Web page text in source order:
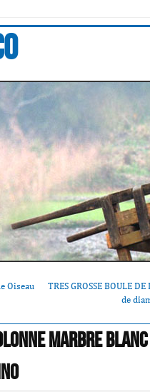
Oiseau
TRES GROSSE BOULE
de
Marbre